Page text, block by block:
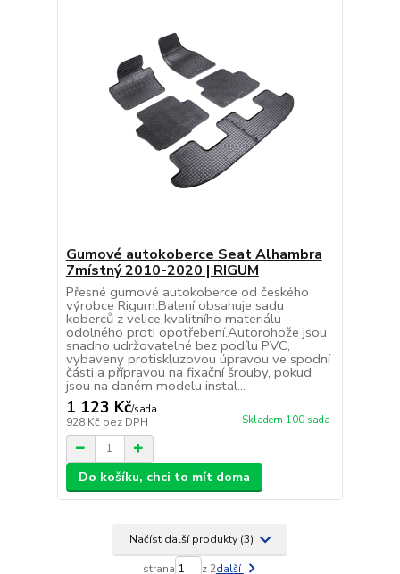
Gumové autokoberce Seat Alhambra
7místný 2010-2020 | RIGUM
Přesné gumové autokoberce od českého
výrobce Rigum.Balení obsahuje sadu
koberců z velice kvalitního materiálu
odolného proti opotřebení.Autorohože jsou
snadno udržovatelné bez podílu PVC,
vybaveny protiskluzovou úpravou ve spodní
části a přípravou na fixační šrouby, pokud
jsou na daném modelu instal...
1 123 Kč/sada
928 Kč bez DPH Skladem 100 sada
Do košíku, chci to mít doma
Načíst další produkty (3)
strana z 2další